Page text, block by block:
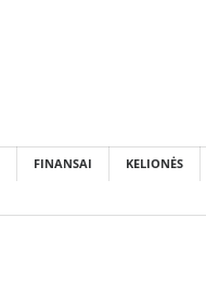
FINANSAI KELIONĖS